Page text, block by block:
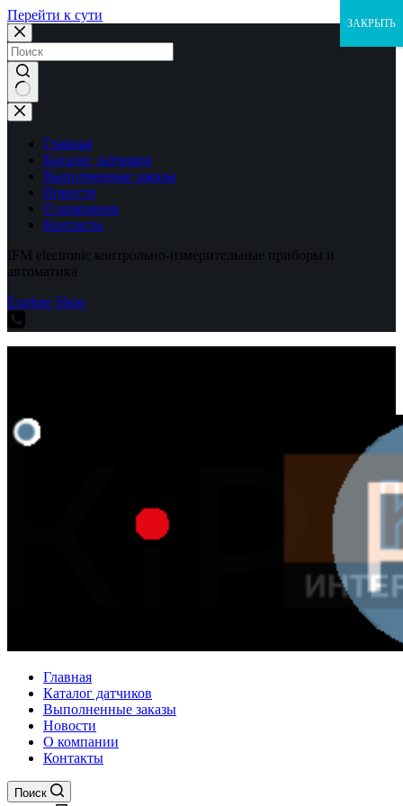
Перейти к сути
Ничего
не
найденоГлавная
Каталог датчиков
Выполненные заказы
Новости
О компании
Контакты
IFM electronic контрольно-измерительные приборы и
автоматика
Explore Shop
Главная
Каталог датчиков
Выполненные заказы
Новости
О компании
Контакты
Поиск
ЗАКРЫТЬ